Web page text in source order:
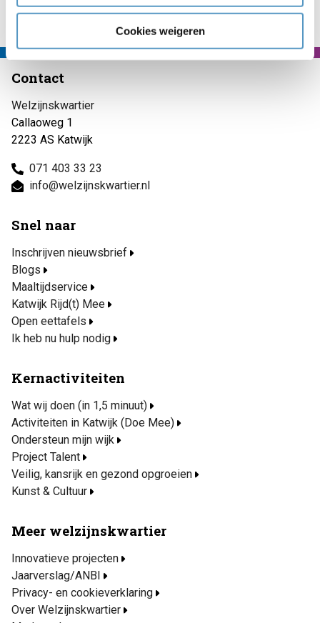
Cookies weigeren
Naar nieuwsoverzicht
Contact
Welzijnskwartier
Callaoweg 1
2223 AS Katwijk
071 403 33 23
info@welzijnskwartier.nl
Snel naar
Inschrijven nieuwsbrief
Blogs
Maaltijdservice
Katwijk Rijd(t) Mee
Open eettafels
Ik heb nu hulp nodig
Kernactiviteiten
Wat wij doen (in 1,5 minuut)
Activiteiten in Katwijk (Doe Mee)
Ondersteun mijn wijk
Project Talent
Veilig, kansrijk en gezond opgroeien
Kunst & Cultuur
Meer welzijnskwartier
Innovatieve projecten
Jaarverslag/ANBI
Privacy- en cookieverklaring
Over Welzijnskwartier